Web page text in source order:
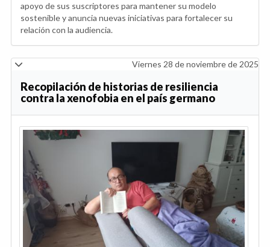
apoyo de sus suscriptores para mantener su modelo
sostenible y anuncia nuevas iniciativas para fortalecer su
relación con la audiencia.
Viernes 28 de noviembre de 2025
Recopilación de historias de resiliencia
contra la xenofobia en el país germano